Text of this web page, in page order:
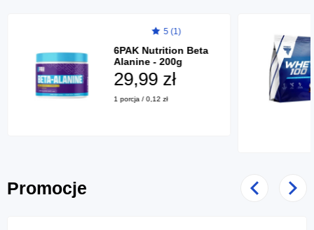
5 (1)
6PAK Nutrition Beta
Alanine - 200g
29,99 zł
1 porcja / 0,12 zł
Promocje Poprzedni